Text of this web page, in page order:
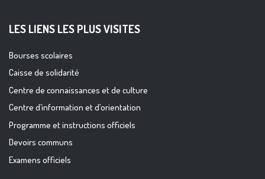
LES LIENS LES PLUS VISITES
Bourses scolaires
Caisse de solidarité
Centre de connaissances et de culture
Centre d’information et d’orientation
Programme et instructions officiels
Devoirs communs
Examens officiels